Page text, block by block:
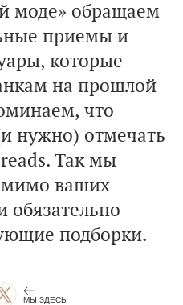
моде» обращаем
приемы и
которые
на прошлой
что
нужно) отмечать
Так мы
ваших
обязательно
подборки.
МЫ ЗДЕСЬ